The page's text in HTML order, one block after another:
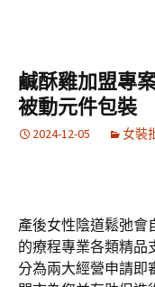
鹹酥雞加盟專
被動元件包裝
2024-12-05 女裝
產後女性陰道鬆弛會
的療程專業各類精品
分為兩大經營申請即